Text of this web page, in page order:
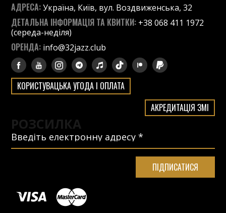
АДРЕСА:Україна, Київ, вул. Воздвиженська, 32
ДЕТАЛЬНА ІНФОРМАЦІЯ ТА КВИТКИ: +38 068 411 1972
(середа-неділя)
ОРЕНДА: info@32jazz.club
КОРИСТУВАЦЬКА УГОДА І ОПЛАТА
АКРЕДИТАЦІЯ ЗМІ
РОЗСИЛКА